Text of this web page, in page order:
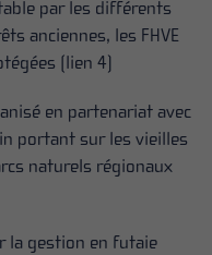
par les différents
anciennes, les FHVE
(lien 4)
en partenariat avec
portant sur les vieilles
naturels régionaux
la gestion en futaie